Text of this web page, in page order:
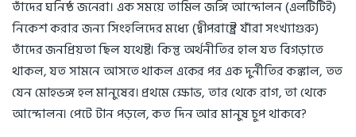
তাঁদের ঘনিষ্ঠ জনেরা। এক সময়ে তামিল জঙ্গি আন্দোলন (এলটিটিই)
নিকেশ করার জন্য সিংহলিদের মধ্যে (দ্বীপরাষ্ট্রে যাঁরা সংখ্যাগুরু)
তাঁদের জনপ্রিয়তা ছিল যথেষ্ট। কিন্তু অর্থনীতির হাল যত বিগড়াতে
থাকল, যত সামনে আসতে থাকল একের পর এক দুর্নীতির কঙ্কাল, তত
যেন মোহভঙ্গ হল মানুষের। প্রথমে ক্ষোভ, তার থেকে রাগ, তা থেকে
আন্দোলন। পেটে টান পড়লে, কত দিন আর মানুষ চুপ থাকবে?